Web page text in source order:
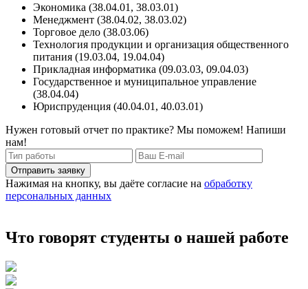
Экономика (38.04.01, 38.03.01)
Менеджмент (38.04.02, 38.03.02)
Торговое дело (38.03.06)
Технология продукции и организация общественного
питания (19.03.04, 19.04.04)
Прикладная информатика (09.03.03, 09.04.03)
Государственное и муниципальное управление
(38.04.04)
Юриспруденция (40.04.01, 40.03.01)
Нужен готовый отчет по практике? Мы поможем! Напиши
нам!
Отправить заявку
Нажимая на кнопку, вы даёте согласие на обработку
персональных данных
Что говорят студенты о нашей работе